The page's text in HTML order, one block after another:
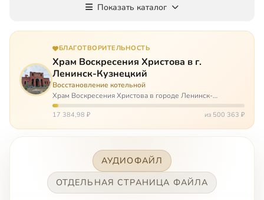
Показать каталог
БЛАГОТВОРИТЕЛЬНОСТЬ
Храм Воскресения Христова в г.
Ленинск-Кузнецкий
Восстановление котельной
Храм Воскресения Христова в городе Ленинск-
Кузнецкий в Кемеровской области – совсем новый, он
открылся всего 20 назад. И сейчас храм может вообще
17 384,98 ₽ из 500 363 ₽
АУДИОФАЙЛ
ОТДЕЛЬНАЯ СТРАНИЦА ФАЙЛА